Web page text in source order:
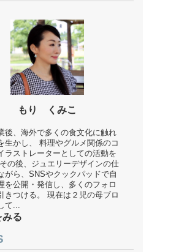
もり くみこ
後、海外で多くの食文化に触れ
生かし、 料理やグルメ関係のコ
ラストレーターとしての活動を
の後、ジュエリーデザインの仕
がら、SNSやクックパッドで自
を公開・発信し、多くのフォロ
きつける。 現在は２児の母ブロ
て...
みる